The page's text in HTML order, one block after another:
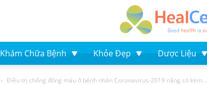
Khám Chữa Bệnh Khỏe Đẹp Dược Liệu
Điều trị chống đông máu ở bệnh nhân Coronavirus-2019 nặng có kèm...